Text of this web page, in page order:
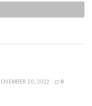
20, 2022 0